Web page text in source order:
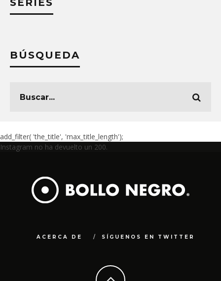
SERIES
BÚSQUEDA
add_filter( 'the_title', 'max_title_length');
Instagram no ha devuelto un 200.
ACERCA DE SÍGUENOS EN TWITTER